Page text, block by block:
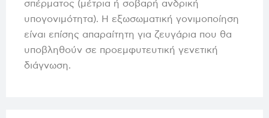
σπέρματος (μέτρια ή σοβαρή ανδρική
υπογονιμότητα). Η εξωσωματική γονιμοποίηση
είναι επίσης απαραίτητη για ζευγάρια που θα
υποβληθούν σε προεμφυτευτική γενετική
διάγνωση.